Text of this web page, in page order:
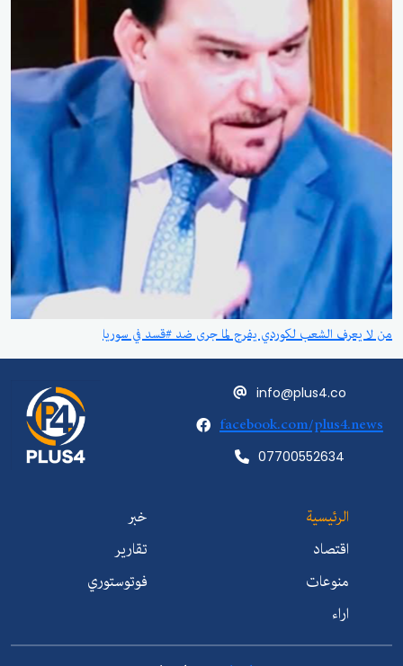
من لا يعرف الشعب لكوردي يفرح لما جرى ضد #قسد في سوريا
info@plus4.co
facebook.com/plus4.news
07700552634
الرئيسية
خبر
اقتصاد
تقارير
منوعات
فوتوستوري
اراء